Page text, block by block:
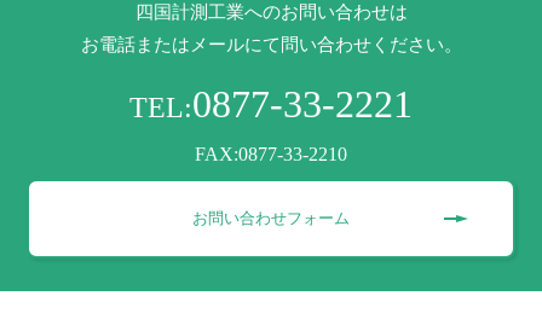
四国計測工業へのお問い合わせは
お電話またはメールにて問い合わせください。
TEL:0877-33-2221
FAX:0877-33-2210
お問い合わせフォーム